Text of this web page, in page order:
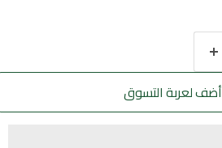
أضف لعربة التسوق